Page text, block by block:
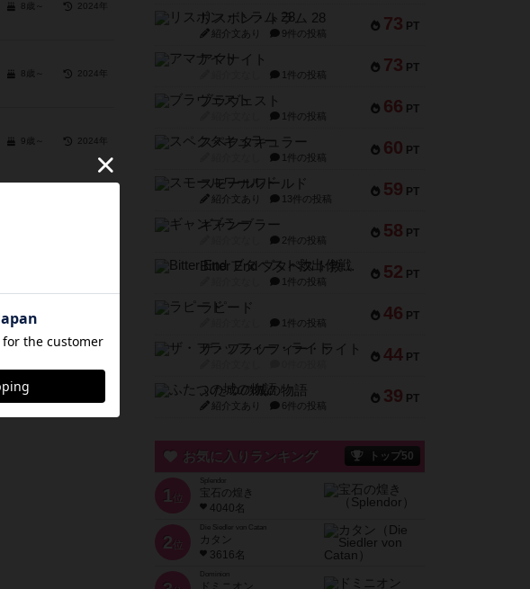
8歳～ 2024年
8歳～ 2024年
9歳～ 2024年
73 PT
リスボン・トラム 28
紹介文あり 9件の投稿
73 PT
アマナイト
1件の投稿
66 PT
ブラヴェスト
1件の投稿
60 PT
スペクタキュラー
1件の投稿
59 PT
スモールワールド
紹介文あり 13件の投稿
58 PT
ギャンブラー
2件の投稿
52 PT
Bitter End ブタペスト救出作戦
1件の投稿
46 PT
ラピード
1件の投稿
44 PT
ザ・フラッフィー・ライト
39 PT
ふたつの城の物語
紹介文あり 6件の投稿
お気に入りランキング トップ50
1 位
宝石の煌き
4040名
2 位
Die Siedler von Catan
カタン
3616名
ドミニオン